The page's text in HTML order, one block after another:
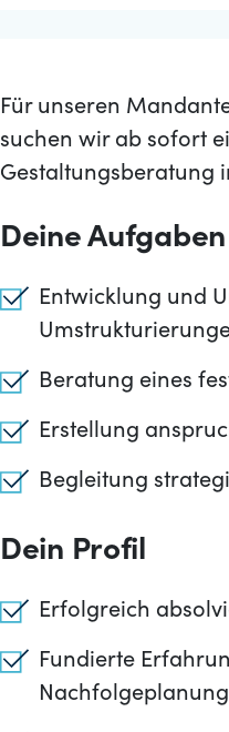
Für unseren
suchen wir ab sofort
Gestaltungsberatung
Deine Aufgaben
Entwicklung und
Beratung eines
Erstellung
Begleitung
Dein Profil
Erfolgreich
Fundierte
Nachfolgeplanung